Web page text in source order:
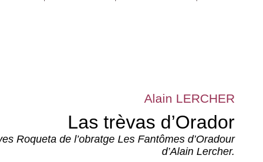
Alain LERCHER
Las trèvas d’Orador
Roqueta de l’obratge Les Fantômes d’Oradour
d’Alain Lercher.